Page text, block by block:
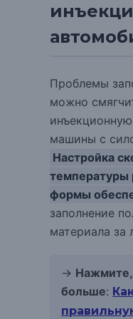
Проблемы
можно
машины с
Настройка
температуры
формы
заполнение
материала за
→ Нажмите,
больше: